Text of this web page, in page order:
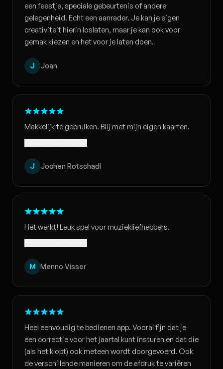
een feestje, speciale gebeurtenis of andere
gelegenheid. Echt een aanrader. Je kan je eigen
creativiteit hierin loslaten, maar je kan ook voor
gemak kiezen en het voor je laten doen.
J Joan
Makkelijk te gebruiken. Blij met mijn eigen kaarten.
J Jochen Rotschadl
Het werkt! Leuk spel voor muziekliefhebbers.
M Menno Visser
Heel eenvoudig te bedienen app. Vooral fijn dat je
een correctie voor het jaartal kunt insturen en dat die
(als het klopt) ook meteen wordt doorgevoerd. Ook
de verschillende manieren om de afdruk te variëren